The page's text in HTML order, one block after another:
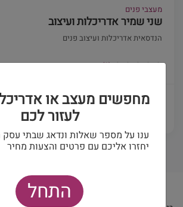
מעצבי פנים
שני שמיר אדריכלות ועיצוב
הנדסאית אדריכלות ועיצוב פנים
(0)
פרטים ויצירת קשר
מחפשים מעצב או
לעזור לכם
ענו על מספר שאלות ונדאג שבתי עסק
יחזרו אליכם עם פרטים והצעות מחיר
התחל